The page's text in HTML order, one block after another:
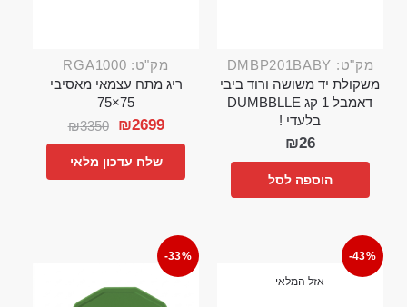
מק"ט: DMBP201BABY
משקולת יד משושה ורוד ביבי
דאמבל 1 קג DUMBBLLE
בלעדי !
₪26
הוספה לסל
מק"ט: RGA1000
ריג מתח עצמאי מאסיבי
75×75
₪3350 ₪2699
שלח עדכון מלאי
-43%
אזל המלאי
-33%